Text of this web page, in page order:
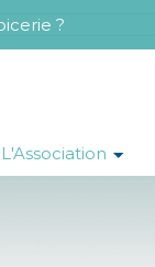
?
L'Association